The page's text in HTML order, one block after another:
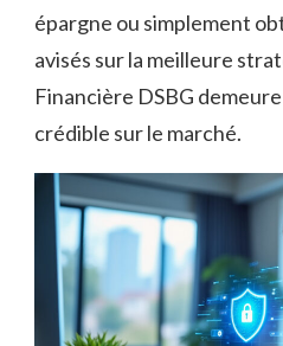
épargne ou simplement
avisés sur la meilleure
Financière DSBG
crédible sur le marché.